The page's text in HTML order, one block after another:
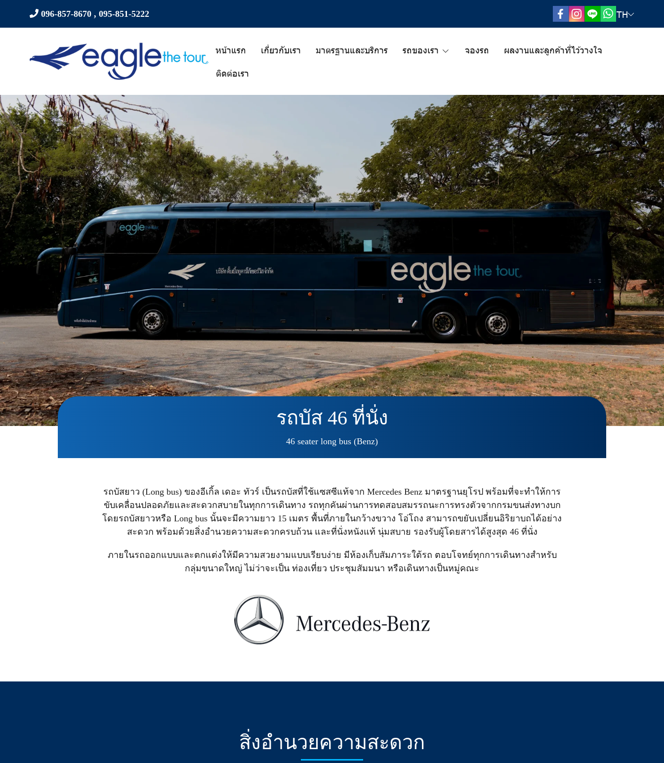
096-857-8670 , 095-851-5222 TH
หน้าแรก เกี่ยวกับเรา มาตรฐานและบริการ รถของเรา จองรถ ผลงานและลูกค้าที่ไว้วางใจ
ติดต่อเรา
รถบัส 46 ที่นั่ง
46 seater long bus (Benz)
รถบัสยาว (Long bus) ของอีเกิ้ล เดอะ ทัวร์ เป็นรถบัสที่ใช้แซสซีแท้จาก Mercedes Benz มาตรฐานยุโรป พร้อมที่จะทำให้การ
ขับเคลื่อนปลอดภัยและสะดวกสบายในทุกการเดินทาง รถทุกคันผ่านการทดสอบสมรรถนะการทรงตัวจากกรมขนส่งทางบก
โดยรถบัสยาวหรือ Long bus นั้นจะมีความยาว 15 เมตร พื้นที่ภายในกว้างขวาง โอ่โถง สามารถขยับเปลี่ยนอิริยาบถได้อย่าง
สะดวก พร้อมด้วยสิ่งอำนวยความสะดวกครบถ้วน และที่นั่งหนังแท้ นุ่มสบาย รองรับผู้โดยสารได้สูงสุด 46 ที่นั่ง
ภายในรถออกแบบและตกแต่งให้มีความสวยงามแบบเรียบง่าย มีห้องเก็บสัมภาระใต้รถ ตอบโจทย์ทุกการเดินทางสำหรับ
กลุ่มขนาดใหญ่ ไม่ว่าจะเป็น ท่องเที่ยว ประชุมสัมมนา หรือเดินทางเป็นหมู่คณะ
สิ่งอำนวยความสะดวก